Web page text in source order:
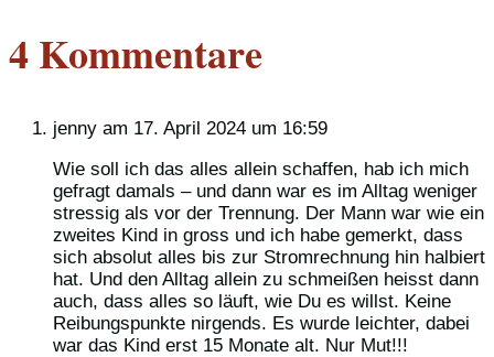
4 Kommentare
jenny am 17. April 2024 um 16:59
Wie soll ich das alles allein schaffen, hab ich mich
gefragt damals – und dann war es im Alltag weniger
stressig als vor der Trennung. Der Mann war wie ein
zweites Kind in gross und ich habe gemerkt, dass
sich absolut alles bis zur Stromrechnung hin halbiert
hat. Und den Alltag allein zu schmeißen heisst dann
auch, dass alles so läuft, wie Du es willst. Keine
Reibungspunkte nirgends. Es wurde leichter, dabei
war das Kind erst 15 Monate alt. Nur Mut!!!